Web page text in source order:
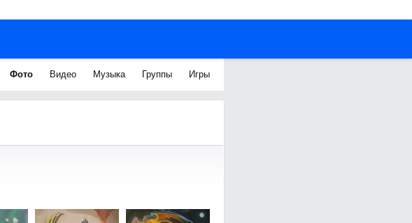
Фото Видео Музыка Группы Игры